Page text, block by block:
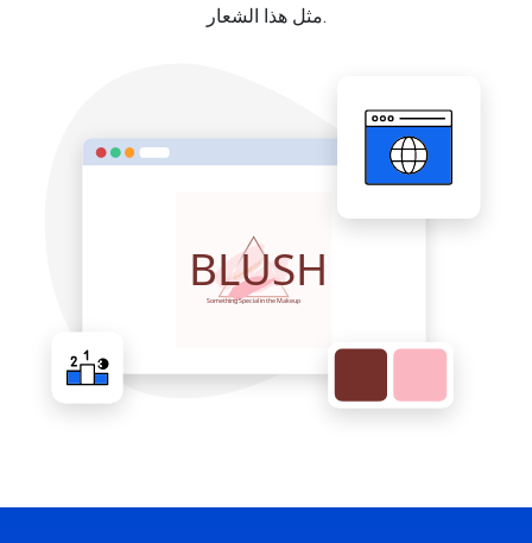
مثل هذا الشعار.